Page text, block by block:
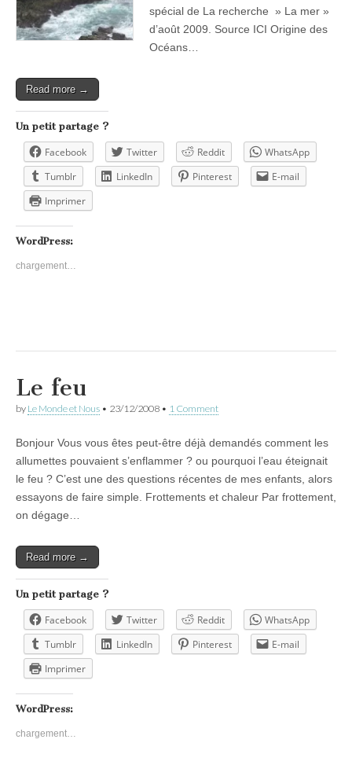
spécial de La recherche » La mer »
d’août 2009. Source ICI Origine des
Océans…
Read more →
Un petit partage ?
Facebook Twitter Reddit
WhatsApp
Tumblr
LinkedIn Pinterest
E-mail
Imprimer
WordPress:
chargement…
Le feu
by Le Monde et Nous • 23/12/2008 • 1 Comment
Bonjour Vous vous êtes peut-être déjà demandés comment les
allumettes pouvaient s’enflammer ? ou pourquoi l’eau éteignait
le feu ? C’est une des questions récentes de mes enfants, alors
essayons de faire simple. Frottements et chaleur Par frottement,
on dégage…
Read more →
Un petit partage ?
Facebook Twitter Reddit
WhatsApp
Tumblr
LinkedIn Pinterest
E-mail
Imprimer
WordPress:
chargement…